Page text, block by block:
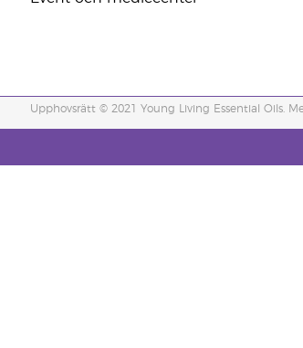
Upphovsrätt © 2021 Young Living Essential Oils.